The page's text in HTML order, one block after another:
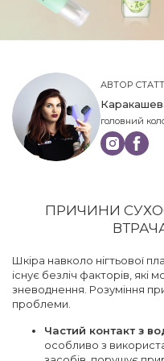
АВТОР
головний
ПРИЧИНИ
Шкіра навколо нігтьової
існує безліч факторів, які
зневоднення. Розуміння
проблеми.
Частий контакт з
особливо з